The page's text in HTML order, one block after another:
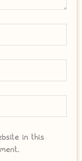
in this